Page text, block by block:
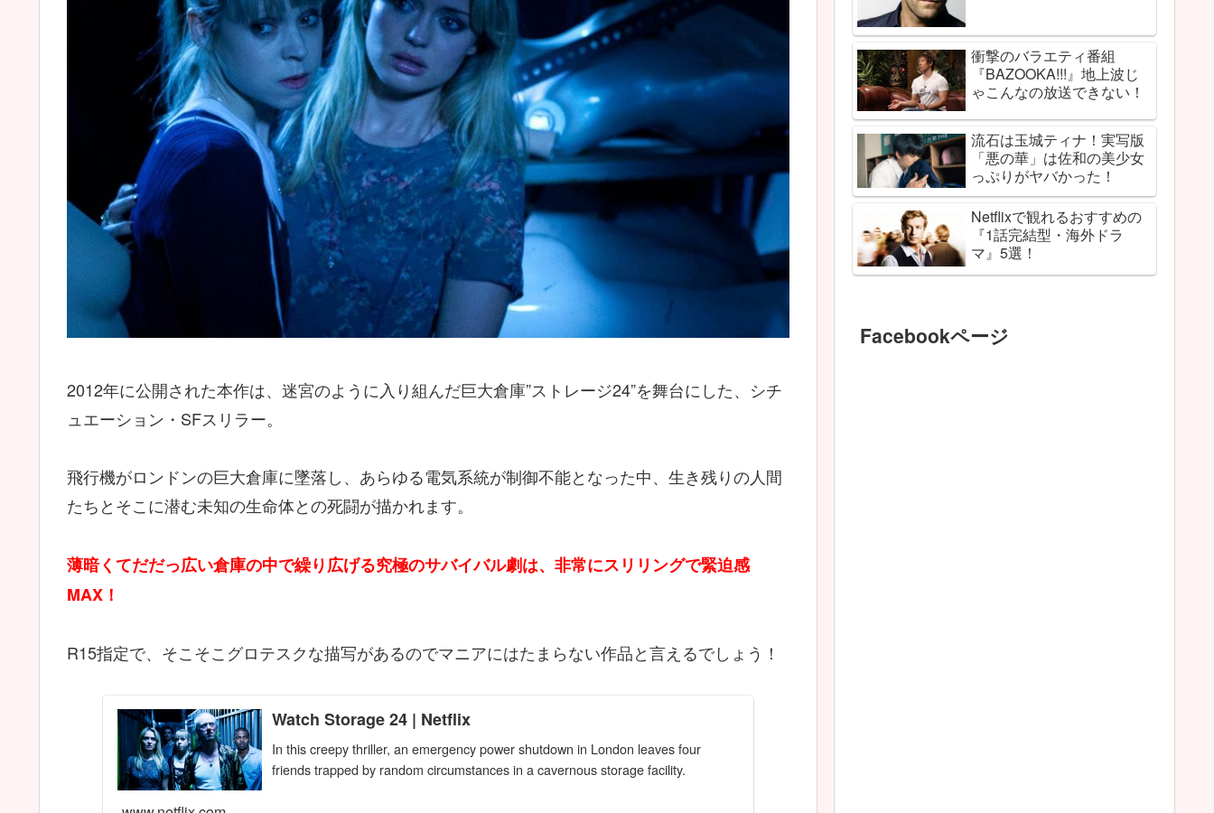
2012年に公開された本作は、迷宮のように入り組んだ巨大倉庫”ストレージ24”を舞台にした、シチ
ュエーション・SFスリラー。
飛行機がロンドンの巨大倉庫に墜落し、あらゆる電気系統が制御不能となった中、生き残りの人間
たちとそこに潜む未知の生命体との死闘が描かれます。
薄暗くてだだっ広い倉庫の中で繰り広げる究極のサバイバル劇は、非常にスリリングで緊迫感
MAX！
R15指定で、そこそこグロテスクな描写があるのでマニアにはたまらない作品と言えるでしょう！
Watch Storage 24 | Netflix
In this creepy thriller, an emergency power shutdown in London leaves four
friends trapped by random circumstances in a cavernous storage facility.
衝撃のバラエティ番組
『BAZOOKA!!!』地上波じ
ゃこんなの放送できない！
流石は玉城ティナ！実写版
「悪の華」は佐和の美少女
っぷりがヤバかった！
Netflixで観れるおすすめの
『1話完結型・海外ドラ
マ』5選！
Facebookページ